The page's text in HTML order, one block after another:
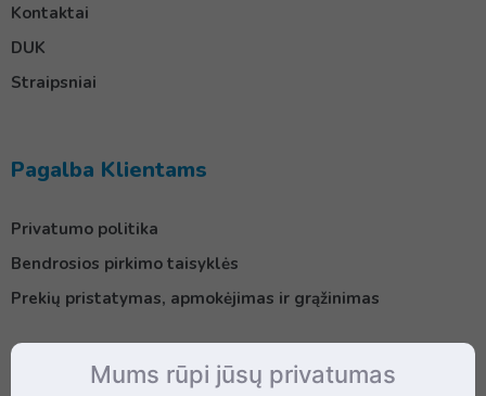
Kontaktai
DUK
Straipsniai
Pagalba Klientams
Privatumo politika
Bendrosios pirkimo taisyklės
Prekių pristatymas, apmokėjimas ir grąžinimas
KontaktaiMums rūpi jūsų privatumas